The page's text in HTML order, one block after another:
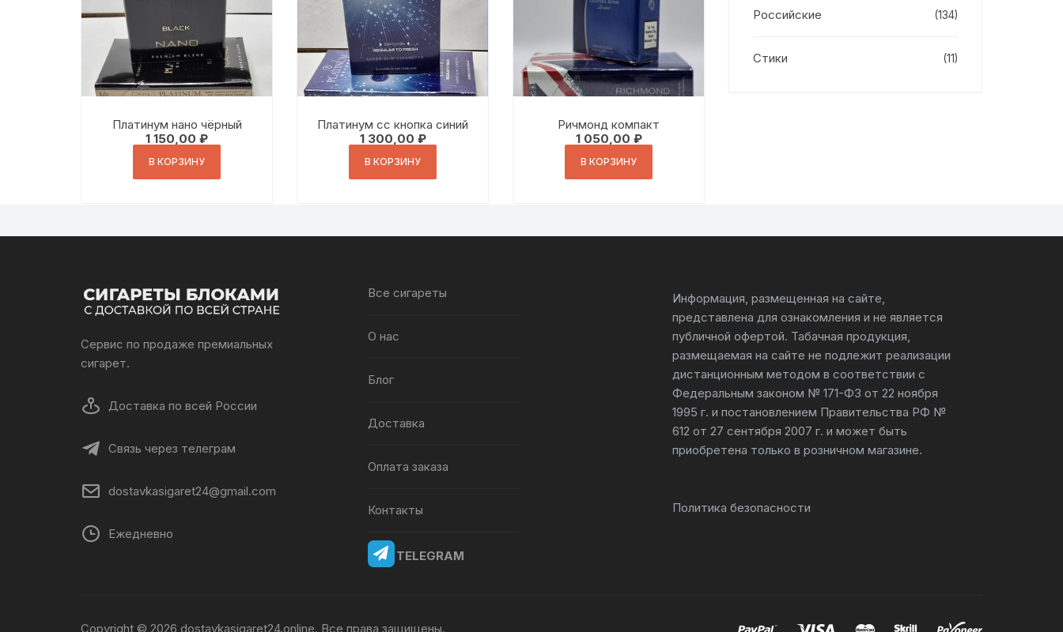
Платинум нано чёрный
1 150,00 ₽
В КОРЗИНУ
Платинум сс кнопка синий
1 300,00 ₽
В КОРЗИНУ
Ричмонд компакт
1 050,00 ₽
В КОРЗИНУ
Российские (134)
Стики (11)
Сервис по продаже премиальных
сигарет.
Доставка по всей России
Связь через телеграм
dostavkasigaret24@gmail.com
Ежедневно
Все сигареты
О нас
Блог
Доставка
Оплата заказа
Контакты
TELEGRAM
Информация, размещенная на сайте,
представлена для ознакомления и не является
публичной офертой. Табачная продукция,
размещаемая на сайте не подлежит реализации
дистанционным методом в соответствии с
Федеральным законом № 171-ФЗ от 22 ноября
1995 г. и постановлением Правительства РФ №
612 от 27 сентября 2007 г. и может быть
приобретена только в розничном магазине.
Политика безопасности
Copyright © 2026 dostavkasigaret24.online. Все права защищены.